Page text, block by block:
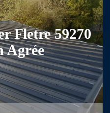
Fletre 59270
Agrée